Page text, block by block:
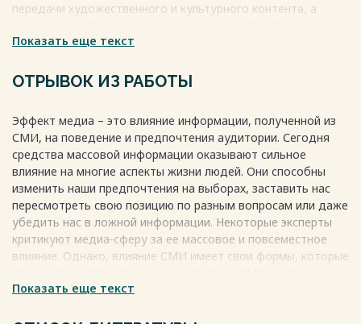
передачи художественного и культурного контента, а
стало главным средством информационной войны и
Весь текст будет доступенпосле покупки
Показать еще текст
ОТРЫВОК ИЗ РАБОТЫ
Эффект медиа – это влияние информации, полученной из
СМИ, на поведение и предпочтения аудитории. Сегодня
средства массовой информации оказывают сильное
влияние на многие аспекты жизни людей. Они способны
изменить наши предпочтения на выборах, заставить нас
пересмотреть свою позицию по разным вопросам или даже
убедить нас в ложной информации. Некоторые эксперты
критикуют медиа-сферу за ее массовое и повсеместное
влияние. Однако, влияние СМИ имеет свои формы, которые
направленная сила, которая приводит к изменению
Показать еще текст